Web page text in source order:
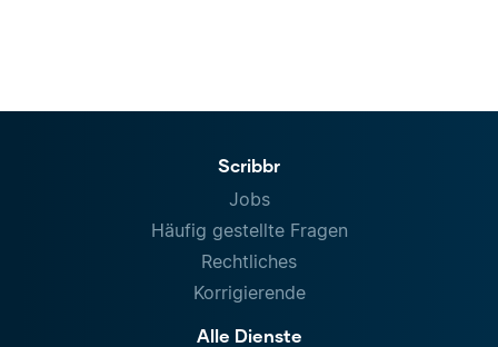
Scribbr
Jobs
Häufig gestellte Fragen
Rechtliches
Korrigierende
Alle Dienste